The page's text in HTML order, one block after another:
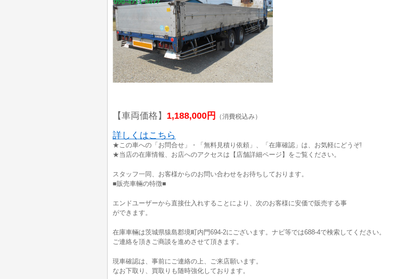
【車両価格】 1,188,000円 （消費税込み）
詳しくはこちら
★この車への「お問合せ」・「無料見積り依頼」、「在庫確認」は、お気軽にどうぞ!
★当店の在庫情報、お店へのアクセスは【店舗詳細ページ】をご覧ください。
スタッフ一同、お客様からのお問い合わせをお待ちしております。
■販売車輛の特徴■
エンドユーザーから直接仕入れすることにより、次のお客様に安価で販売する事
ができます。
在庫車輛は茨城県猿島郡境町内門694-2にございます。ナビ等では688-4で検索してください。
ご連絡を頂きご商談を進めさせて頂きます。
現車確認は、事前にご連絡の上、ご来店願います。
なお下取り、買取りも随時強化しております。